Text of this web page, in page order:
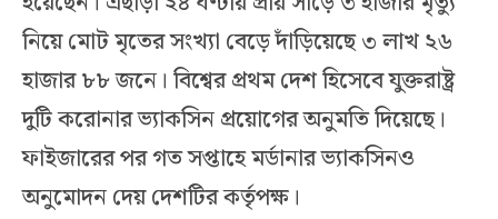
নিয়ে মোট মৃতের সংখ্যা বেড়ে দাঁড়িয়েছে ৩ লাখ ২৬
হাজার ৮৮ জনে। বিশ্বের প্রথম দেশ হিসেবে যুক্তরাষ্ট্র
দুটি করোনার ভ্যাকসিন প্রয়োগের অনুমতি দিয়েছে।
ফাইজারের পর গত সপ্তাহে মর্ডানার ভ্যাকসিনও
অনুমোদন দেয় দেশটির কর্তৃপক্ষ।